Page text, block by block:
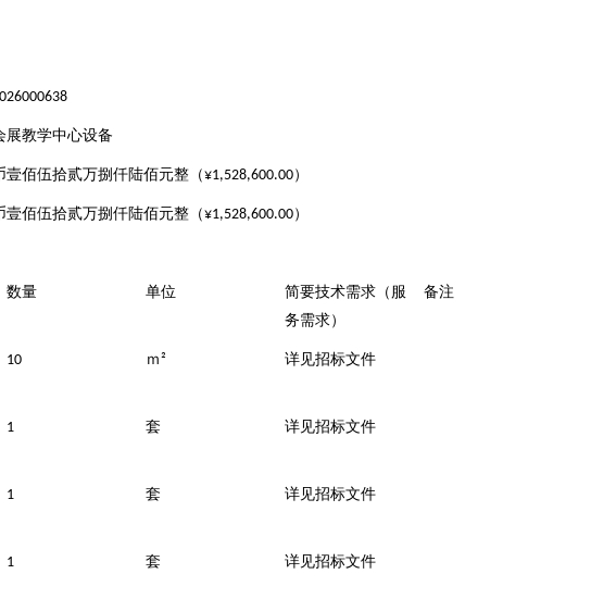
展教学中心设备
壹佰伍拾贰万捌仟陆佰元整（¥1,528,600.00）
壹佰伍拾贰万捌仟陆佰元整（¥1,528,600.00）
数量 单位
简要技术需求（服
务需求）
备注
10 ｍ² 详见招标文件
1 套 详见招标文件
1 套 详见招标文件
1 套 详见招标文件